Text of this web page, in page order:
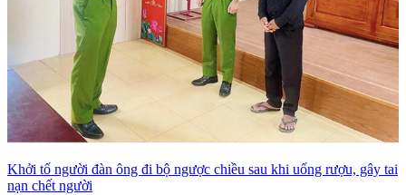
Khởi tố người đàn ông đi bộ ngược chiều sau khi uống rượu, gây tai
nạn chết người